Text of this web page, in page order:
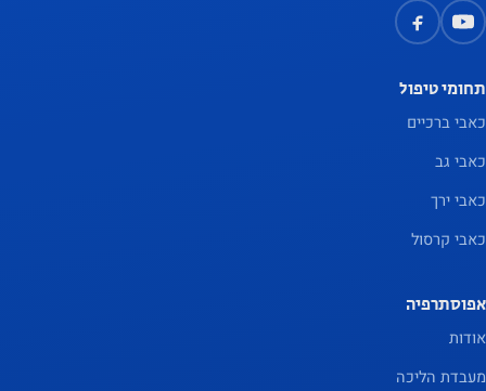
תחומי טיפול
כאבי ברכיים
כאבי גב
כאבי ירך
כאבי קרסול
אפוסתרפיה
אודות
מעבדת הליכה